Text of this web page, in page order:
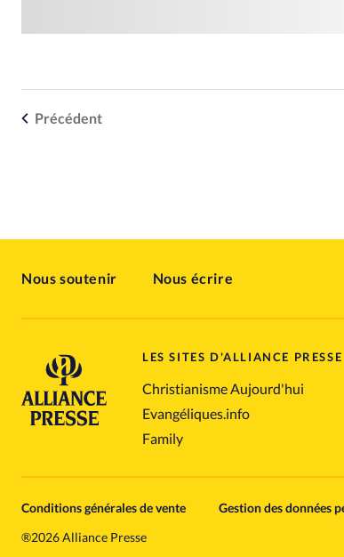
Précédent
Nous soutenir Nous écrire
LES SITES D'ALLIANCE PRESSE
Christianisme Aujourd'hui
Evangéliques.info
Family
Conditions générales de vente Gestion des données
®2026 Alliance Presse